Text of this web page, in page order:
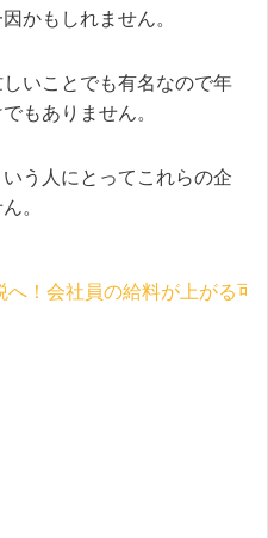
かもしれません。
いことでも有名なので年
もありません。
う人にとってこれらの企
。
！会社員の給料が上がる可